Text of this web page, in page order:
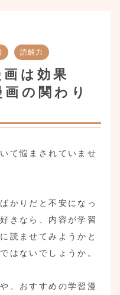
読解力
は効果
の関わり
て悩まされていませ
かりだと不安になっ
きなら、内容が学習
読ませてみようかと
はないでしょうか。
、おすすめの学習漫